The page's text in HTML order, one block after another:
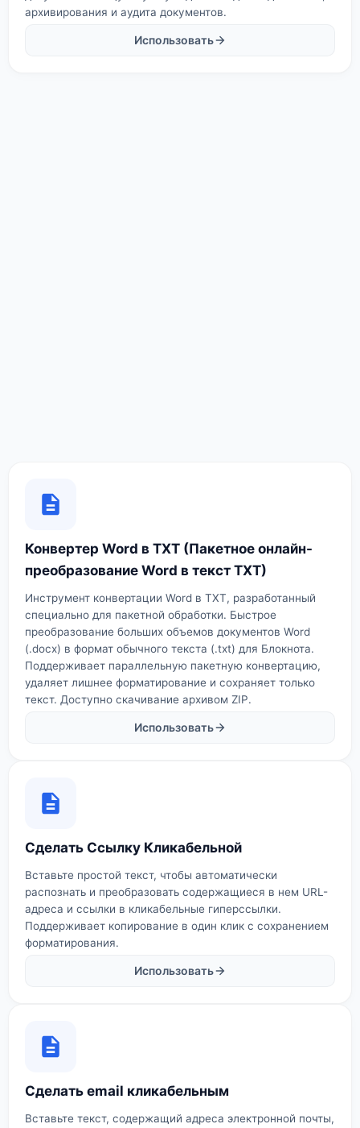
архивирования и аудита документов.
Использовать
Конвертер Word в TXT (Пакетное онлайн-
преобразование Word в текст TXT)
Инструмент конвертации Word в TXT, разработанный
специально для пакетной обработки. Быстрое
преобразование больших объемов документов Word
(.docx) в формат обычного текста (.txt) для Блокнота.
Поддерживает параллельную пакетную конвертацию,
удаляет лишнее форматирование и сохраняет только
текст. Доступно скачивание архивом ZIP.
Использовать
Сделать Ссылку Кликабельной
Вставьте простой текст, чтобы автоматически
распознать и преобразовать содержащиеся в нем URL-
адреса и ссылки в кликабельные гиперссылки.
Поддерживает копирование в один клик с сохранением
форматирования.
Использовать
Сделать email кликабельным
Вставьте текст, содержащий адреса электронной почты,